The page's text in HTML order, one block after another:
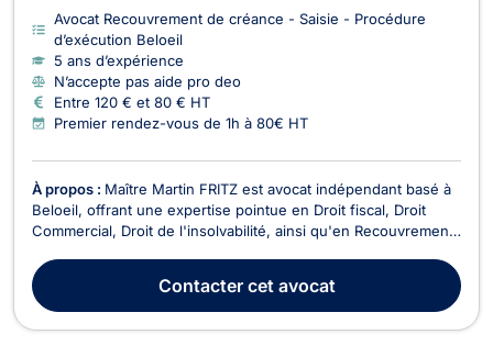
Avocat Recouvrement de créance - Saisie - Procédure
d’exécution Beloeil
5 ans d’expérience
N’accepte pas aide pro deo
Entre 120 € et 80 € HT
Premier rendez-vous de 1h à 80€ HT
À propos : Maître Martin FRITZ est avocat indépendant basé à
Beloeil, offrant une expertise pointue en Droit fiscal, Droit
Commercial, Droit de l'insolvabilité, ainsi qu'en Recouvrement
Droit Fiscal, Maître Fritz vous accompagne dans tous les
aspects fiscaux de votre activité...
Contactercet avocat